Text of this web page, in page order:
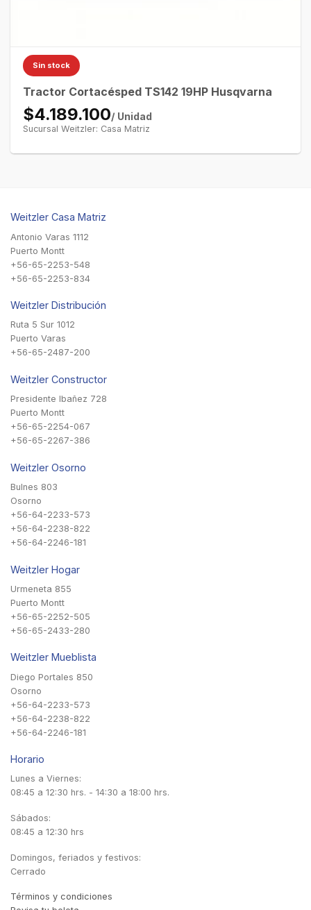
Sin stock
Tractor Cortacésped TS142 19HP Husqvarna
$4.189.100/ Unidad
Sucursal Weitzler: Casa Matriz
Weitzler Casa Matriz
Antonio Varas 1112
Puerto Montt
+56-65-2253-548
+56-65-2253-834
Weitzler Distribución
Ruta 5 Sur 1012
Puerto Varas
+56-65-2487-200
Weitzler Constructor
Presidente Ibañez 728
Puerto Montt
+56-65-2254-067
+56-65-2267-386
Weitzler Osorno
Bulnes 803
Osorno
+56-64-2233-573
+56-64-2238-822
+56-64-2246-181
Weitzler Hogar
Urmeneta 855
Puerto Montt
+56-65-2252-505
+56-65-2433-280
Weitzler Mueblista
Diego Portales 850
Osorno
+56-64-2233-573
+56-64-2238-822
+56-64-2246-181
Horario
Lunes a Viernes:
08:45 a 12:30 hrs. - 14:30 a 18:00 hrs.
Sábados:
08:45 a 12:30 hrs
Domingos, feriados y festivos:
Cerrado
Términos y condiciones